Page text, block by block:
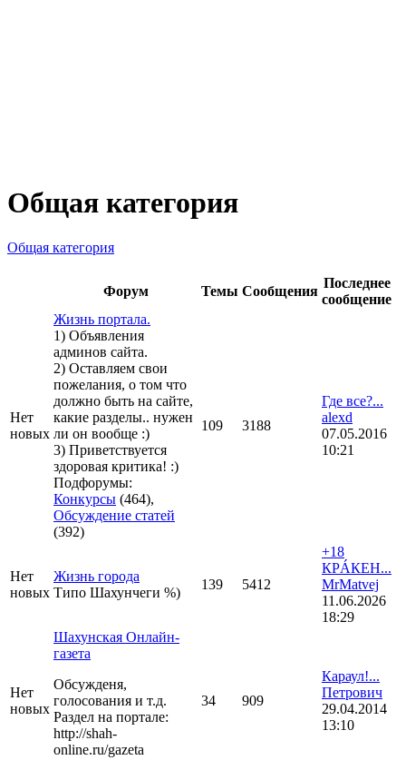
Общая категория
Общая категория
Форум Темы Сообщения
Последнее
сообщение
Нет
новых
Жизнь портала.
1) Объявления
админов сайта.
2) Оставляем свои
пожелания, о том что
должно быть на сайте,
какие разделы.. нужен
ли он вообще :)
3) Приветствуется
здоровая критика! :)
Подфорумы:
Конкурсы (464),
Обсуждение статей
(392)
109 3188
Где все?...
alexd
07.05.2016
10:21
Нет
новых
Жизнь города
Типо Шахунчеги %)
139 5412
+18
КРÁКЕН...
MrMatvej
11.06.2026
18:29
Нет
новых
Шахунская Онлайн-
газета
Обсужденя,
голосования и т.д.
Раздел на портале:
http://shah-
online.ru/gazeta
34 909
Караул!...
Петрович
29.04.2014
13:10